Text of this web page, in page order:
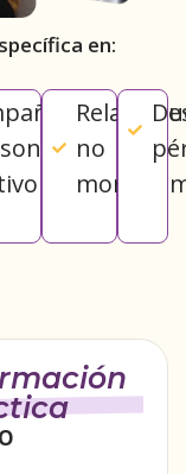
en:
del
LGTBI+
no